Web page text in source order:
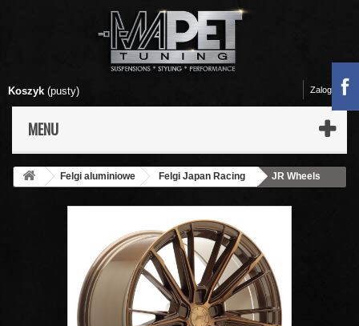
Koszyk (pusty)
MENU
Zaloguj się
Felgi aluminiowe Felgi Japan Racing
JR Wheels